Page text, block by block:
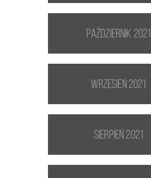
październik 2021
wrzesień 2021
sierpień 2021